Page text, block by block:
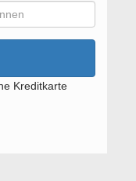
Kreditkarte